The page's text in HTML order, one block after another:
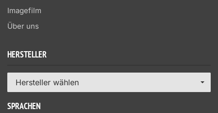
Imagefilm
Über uns
HERSTELLER
Hersteller wählen
SPRACHEN